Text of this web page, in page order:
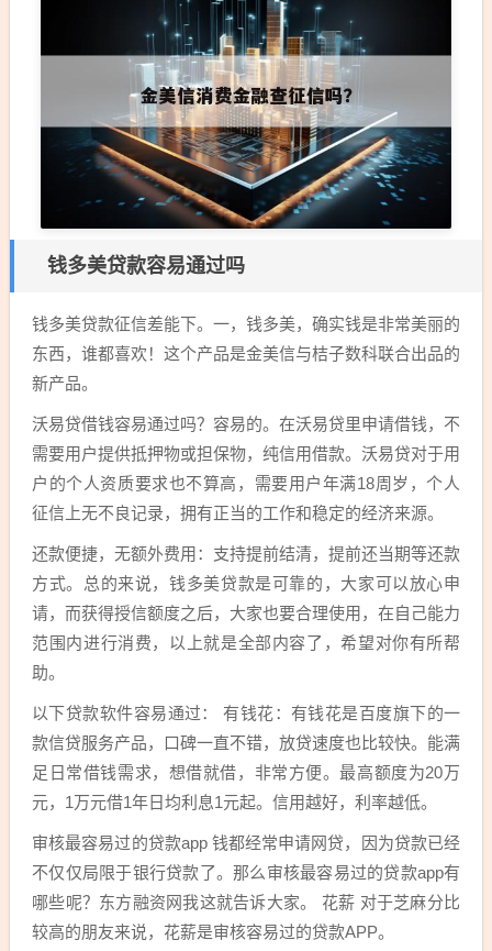
钱多美贷款容易通过吗
钱多美贷款征信差能下。一，钱多美，确实钱是非常美丽的
东西，谁都喜欢！这个产品是金美信与桔子数科联合出品的
新产品。
沃易贷借钱容易通过吗？容易的。在沃易贷里申请借钱，不
需要用户提供抵押物或担保物，纯信用借款。沃易贷对于用
户的个人资质要求也不算高，需要用户年满18周岁，个人
征信上无不良记录，拥有正当的工作和稳定的经济来源。
还款便捷，无额外费用：支持提前结清，提前还当期等还款
方式。总的来说，钱多美贷款是可靠的，大家可以放心申
请，而获得授信额度之后，大家也要合理使用，在自己能力
范围内进行消费，以上就是全部内容了，希望对你有所帮
助。
以下贷款软件容易通过： 有钱花：有钱花是百度旗下的一
款信贷服务产品，口碑一直不错，放贷速度也比较快。能满
足日常借钱需求，想借就借，非常方便。最高额度为20万
元，1万元借1年日均利息1元起。信用越好，利率越低。
审核最容易过的贷款app 钱都经常申请网贷，因为贷款已经
不仅仅局限于银行贷款了。那么审核最容易过的贷款app有
哪些呢？东方融资网我这就告诉大家。 花薪 对于芝麻分比
较高的朋友来说，花薪是审核容易过的贷款APP。